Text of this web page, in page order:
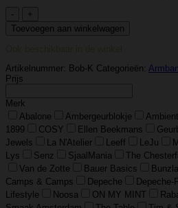
–
Bo
–
Nude
aantal
Toevoegen aan winkelwagen
Artikelnummer: Bob-K Categorieën:
Prijs
Merk
Abalone
Ambergeurblokje
1899
COSY Ellen Beekmans
Jewels
La N'Atelier Leeff LeJu
Lys
Senz SjaalMania The
Van de Zotte
Bauer Basics
Camps & Camps
Depeche Depeche-
Lifestyle
Noosa ON MY MINT